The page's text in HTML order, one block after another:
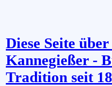
Diese Seite
Kannegießer -
Tradition seit